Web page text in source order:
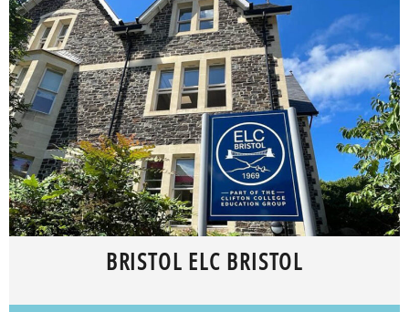
BRISTOL ELC BRISTOL